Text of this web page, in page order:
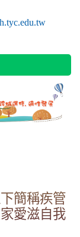
簡稱疾管
愛滋自我